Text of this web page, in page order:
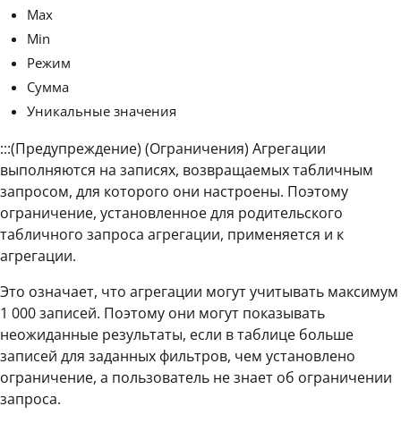
Max
Min
Режим
Сумма
Уникальные значения
:::(Предупреждение) (Ограничения) Агрегации
выполняются на записях, возвращаемых табличным
запросом, для которого они настроены. Поэтому
ограничение, установленное для родительского
табличного запроса агрегации, применяется и к
агрегации.
Это означает, что агрегации могут учитывать максимум
1 000 записей. Поэтому они могут показывать
неожиданные результаты, если в таблице больше
записей для заданных фильтров, чем установлено
ограничение, а пользователь не знает об ограничении
запроса.